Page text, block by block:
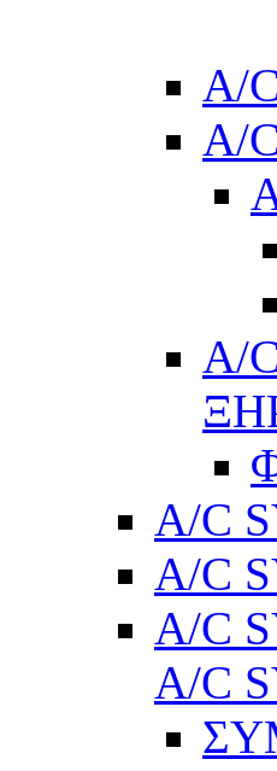
A/
A/
A/
A/C
A/C
A/C
A/C